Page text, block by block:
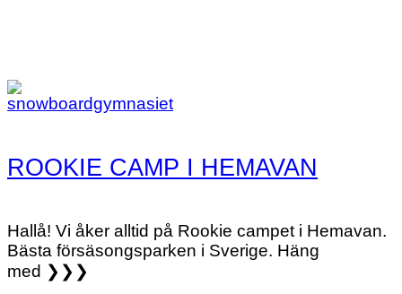
ROOKIE CAMP I HEMAVAN
Hallå! Vi åker alltid på Rookie campet i Hemavan.
Bästa försäsongsparken i Sverige. Häng
med ❯❯❯